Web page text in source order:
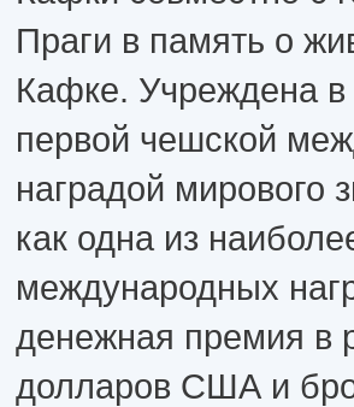
Праги в память о
Кафке. Учреждена в
первой чешской
наградой мирового
как одна из
международных
денежная премия в
долларов США и